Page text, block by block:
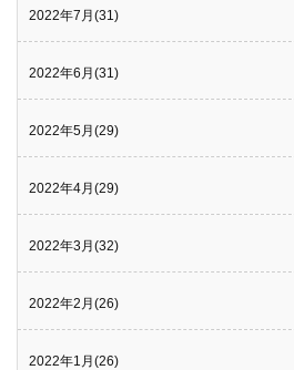
2022年7月(31)
2022年6月(31)
2022年5月(29)
2022年4月(29)
2022年3月(32)
2022年2月(26)
2022年1月(26)